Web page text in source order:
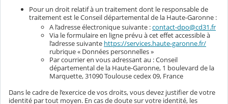
Pour un droit relatif à un traitement dont le responsable de
traitement est le Conseil départemental de la Haute-Garonne :
A l’adresse électronique suivante :contact-dpo@cd31.fr
Via le formulaire en ligne prévu à cet effet accessible à
l’adresse suivante https://services.haute-garonne.fr/
rubrique « Données personnelles »
Par courrier en vous adressant au : Conseil
départemental de la Haute-Garonne, 1 boulevard de la
Marquette, 31090 Toulouse cedex 09, France
Dans le cadre de l’exercice de vos droits, vous devez justifier de votre
identité par tout moyen. En cas de doute sur votre identité, les